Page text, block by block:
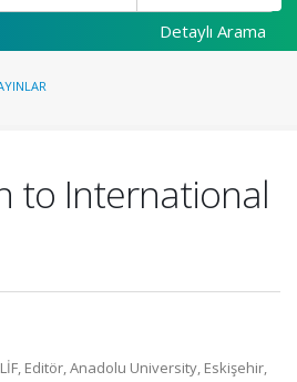
Detaylı Arama
to International
Editör, Anadolu University, Eskişehir,